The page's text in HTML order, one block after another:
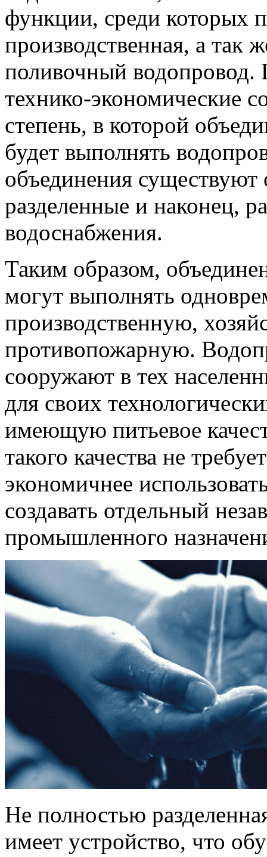
функции, среди которых
производственная, а так
поливочный
технико-экономические
степень, в которой
будет выполнять
объединения
разделенные и наконец,
водоснабжения.
Таким образом,
могут выполнять
производственную,
противопожарную.
сооружают в тех
для своих
имеющую питьевое
такого качества не
экономичнее
создавать отдельный
промышленного
Не полностью
имеет устройство, что